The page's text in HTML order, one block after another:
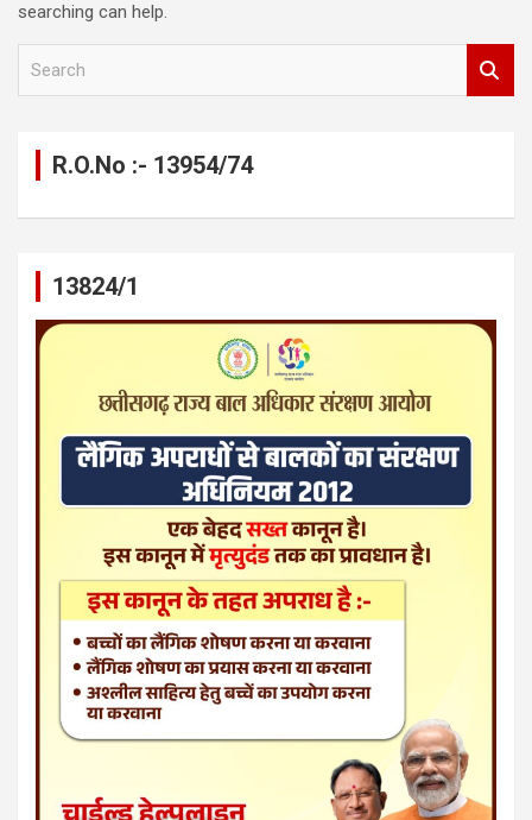
searching can help.
R.O.No :- 13954/74
13824/1